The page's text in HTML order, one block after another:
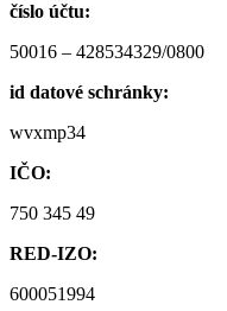
číslo účtu:
50016 – 428534329/0800
id datové schránky:
wvxmp34
IČO:
750 345 49
RED-IZO:
600051994